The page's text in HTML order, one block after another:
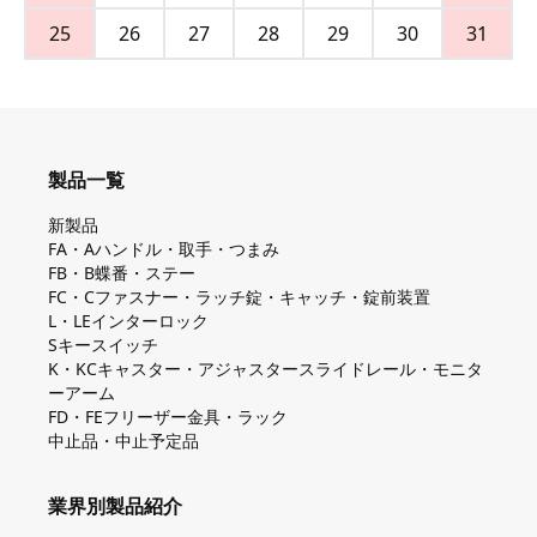
25
26 27 28 29 30 31
製品一覧
新製品
FA・Aハンドル・取手・つまみ
FB・B蝶番・ステー
FC・Cファスナー・ラッチ錠・キャッチ・錠前装置
L・LEインターロック
Sキースイッチ
K・KCキャスター・アジャスタースライドレール・モニタ
ーアーム
FD・FEフリーザー金具・ラック
中止品・中止予定品
業界別製品紹介